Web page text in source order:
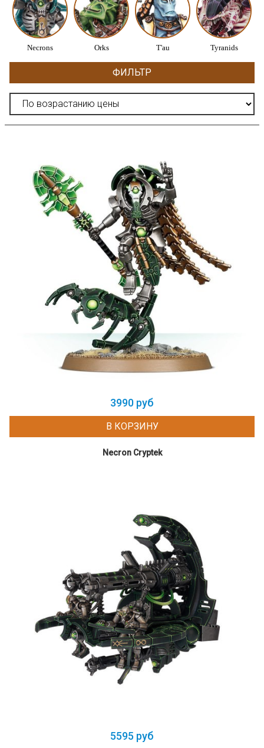
Necrons Orks T'au Tyranids
ФИЛЬТР
3990 руб
В КОРЗИНУ
Necron Cryptek
5595 руб